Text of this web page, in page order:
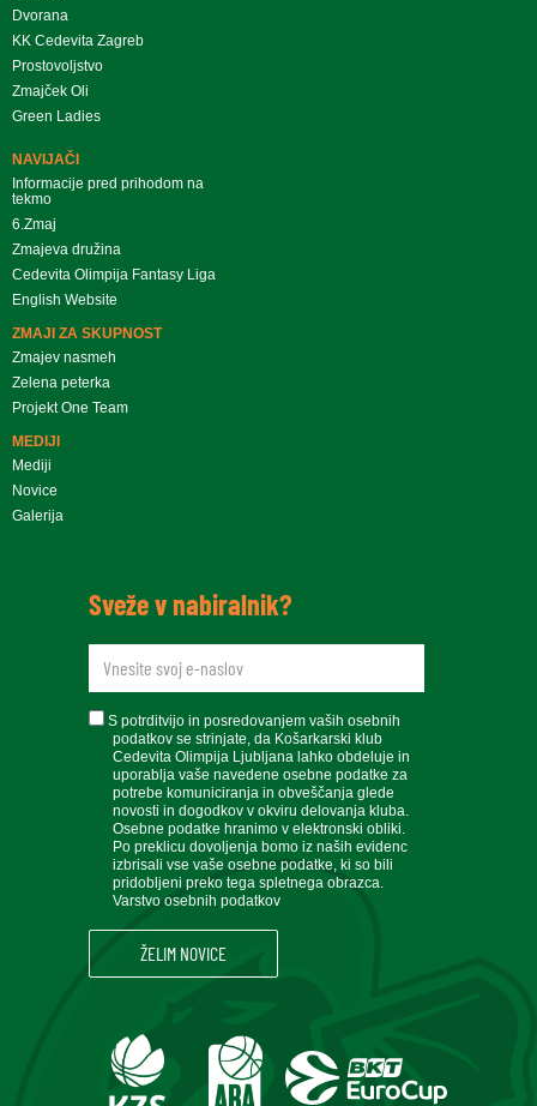
Dvorana
KK Cedevita Zagreb
Prostovoljstvo
Zmajček Oli
Green Ladies
NAVIJAČI
Informacije pred prihodom na
tekmo
6.Zmaj
Zmajeva družina
Cedevita Olimpija Fantasy Liga
English Website
ZMAJI ZA SKUPNOST
Zmajev nasmeh
Zelena peterka
Projekt One Team
MEDIJI
Mediji
Novice
Galerija
Sveže v nabiralnik?
newsletteremail
soglasje
S potrditvijo in posredovanjem vaših osebnih
podatkov se strinjate, da Košarkarski klub
Cedevita Olimpija Ljubljana lahko obdeluje in
uporablja vaše navedene osebne podatke za
potrebe komuniciranja in obveščanja glede
novosti in dogodkov v okviru delovanja kluba.
Osebne podatke hranimo v elektronski obliki.
Po preklicu dovoljenja bomo iz naših evidenc
izbrisali vse vaše osebne podatke, ki so bili
pridobljeni preko tega spletnega obrazca.
Varstvo osebnih podatkov